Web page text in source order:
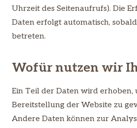
Uhrzeit des Seitenaufrufs). Die
Daten erfolgt automatisch,
betreten.
Wofür nutzen wir
Ein Teil der Daten wird erhoben,
Bereitstellung der Website zu
Andere Daten können zur